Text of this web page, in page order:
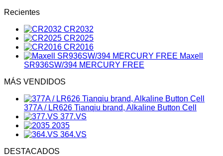
Recientes
CR2032
CR2025
CR2016
Maxell
SR936SW/394 MERCURY FREE
MÁS VENDIDOS
377A / LR626 Tianqiu brand, Alkaline Button Cell
377.VS
2035
364.VS
DESTACADOS